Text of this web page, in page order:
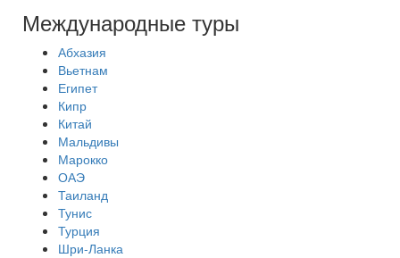
Международные туры
Абхазия
Вьетнам
Египет
Кипр
Китай
Мальдивы
Марокко
ОАЭ
Таиланд
Тунис
Турция
Шри-Ланка